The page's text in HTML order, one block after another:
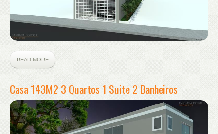
READ MORE
Casa 143M2 3 Quartos 1 Suite 2 Banheiros